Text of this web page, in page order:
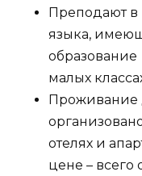
Преподают в
языка,
малых
Проживание
отелях и
цене – всего